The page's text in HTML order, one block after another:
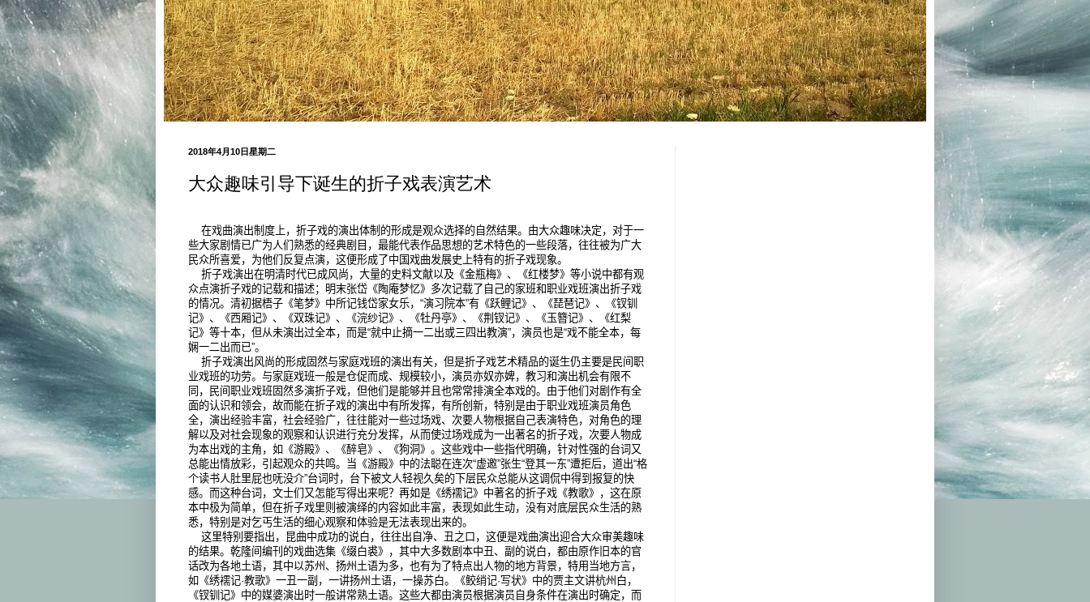
2018年4月10日星期二
大众趣味引导下诞生的折子戏表演艺术
在戏曲演出制度上，折子戏的演出体制的形成是观众选择的自然结果。由大众趣味决定，对于一
些大家剧情已广为人们熟悉的经典剧目，最能代表作品思想的艺术特色的一些段落，往往被为广大
民众所喜爱，为他们反复点演，这便形成了中国戏曲发展史上特有的折子戏现象。
折子戏演出在明清时代已成风尚，大量的史料文献以及《金瓶梅》、《红楼梦》等小说中都有观
众点演折子戏的记载和描述；明末张岱《陶庵梦忆》多次记载了自己的家班和职业戏班演出折子戏
的情况。清初据梧子《笔梦》中所记钱岱家女乐，“演习院本”有《跃鲤记》、《琵琶记》、《钗钏
记》、《西厢记》、《双珠记》、《浣纱记》、《牡丹亭》、《荆钗记》、《玉簪记》、《红梨
记》等十本，但从未演出过全本，而是“就中止摘一二出或三四出教演”，演员也是“戏不能全本，每
娴一二出而已”。
折子戏演出风尚的形成固然与家庭戏班的演出有关，但是折子戏艺术精品的诞生仍主要是民间职
业戏班的功劳。与家庭戏班一般是仓促而成、规模较小，演员亦奴亦婢，教习和演出机会有限不
同，民间职业戏班固然多演折子戏，但他们是能够并且也常常排演全本戏的。由于他们对剧作有全
面的认识和领会，故而能在折子戏的演出中有所发挥，有所创新，特别是由于职业戏班演员角色
全，演出经验丰富，社会经验广，往往能对一些过场戏、次要人物根据自己表演特色，对角色的理
解以及对社会现象的观察和认识进行充分发挥，从而使过场戏成为一出著名的折子戏，次要人物成
为本出戏的主角，如《游殿》、《醉皂》、《狗洞》。这些戏中一些指代明确，针对性强的台词又
总能出情放彩，引起观众的共鸣。当《游殿》中的法聪在连次“虚邀”张生“登其一东”遭拒后，道出“格
个读书人肚里屁也呒没介”台词时，台下被文人轻视久矣的下层民众总能从这调侃中得到报复的快
感。而这种台词，文士们又怎能写得出来呢？再如是《绣襦记》中著名的折子戏《教歌》，这在原
本中极为简单，但在折子戏里则被演绎的内容如此丰富，表现如此生动，没有对底层民众生活的熟
悉，特别是对乞丐生活的细心观察和体验是无法表现出来的。
这里特别要指出，昆曲中成功的说白，往往出自净、丑之口，这便是戏曲演出迎合大众审美趣味
的结果。乾隆间编刊的戏曲选集《缀白裘》，其中大多数剧本中丑、副的说白，都由原作旧本的官
话改为各地土语，其中以苏州、扬州土语为多，也有为了特点出人物的地方背景，特用当地方言，
如《绣襦记·教歌》一丑一副，一讲扬州土语，一操苏白。《鲛绡记·写状》中的贾主文讲杭州白，
《钗钏记》中的媒婆演出时一般讲常熟土语。这些大都由演员根据演员自身条件在演出时确定，而